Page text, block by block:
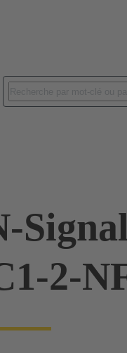
d'Equipements
2-